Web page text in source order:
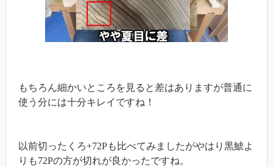
もちろん細かいところを見ると差はありますが普通に
使う分には十分キレイですね！
以前切ったくろ+72Pも比べてみましたがやはり黒鯱よ
りも72Pの方が切れが良かったですね。